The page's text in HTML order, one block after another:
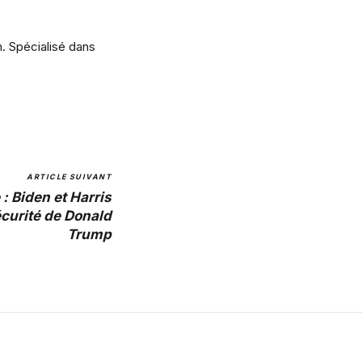
Spécialisé dans
ARTICLE SUIVANT
Biden et Harris
de Donald
Trump